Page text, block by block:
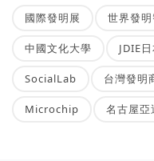
國際發明展 世界發
中國文化大學 JDIE
SocialLab 台灣發明
Microchip 名古屋亞